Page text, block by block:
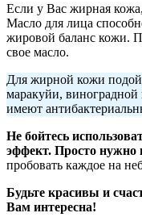
Если у Вас жирная кожа,
Масло для лица
жировой баланс кожи.
свое масло.
Для жирной кожи
маракуйи, виноградной
имеют
Не бойтесь
эффект. Просто нужно
пробовать каждое на
Будьте красивы и
Вам интересна!